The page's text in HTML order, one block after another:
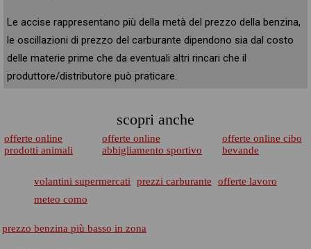
Le accise rappresentano più della metà del prezzo della benzina,
le oscillazioni di prezzo del carburante dipendono sia dal costo
delle materie prime che da eventuali altri rincari che il
produttore/distributore può praticare.
scopri anche
offerte online
prodotti animali
offerte online
abbigliamento sportivo
offerte online cibo
bevande
volantini supermercati prezzi carburante
offerte lavoro
meteo como
prezzo benzina più basso in zona